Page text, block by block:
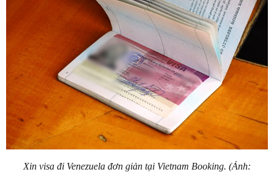
Xin visa đi Venezuela đơn giản tại Vietnam Booking. (Ảnh: